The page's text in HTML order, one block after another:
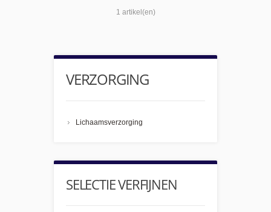
1 artikel(en)
VERZORGING
Lichaamsverzorging
SELECTIE VERFIJNEN